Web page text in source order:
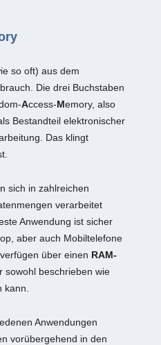
so oft) aus dem
Die drei Buchstaben
Access-Memory, also
Bestandteil elektronischer
Das klingt
sich in zahlreichen
verarbeitet
Anwendung ist sicher
aber auch Mobiltelefone
über einen RAM-
sowohl beschrieben wie
Anwendungen
vorübergehend in den